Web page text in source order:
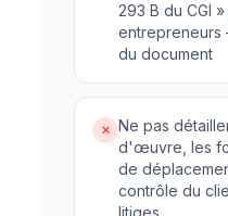
293 B du CGI
du document
✗ Ne pas
d'œuvre, les
de
contrôle du
litiges